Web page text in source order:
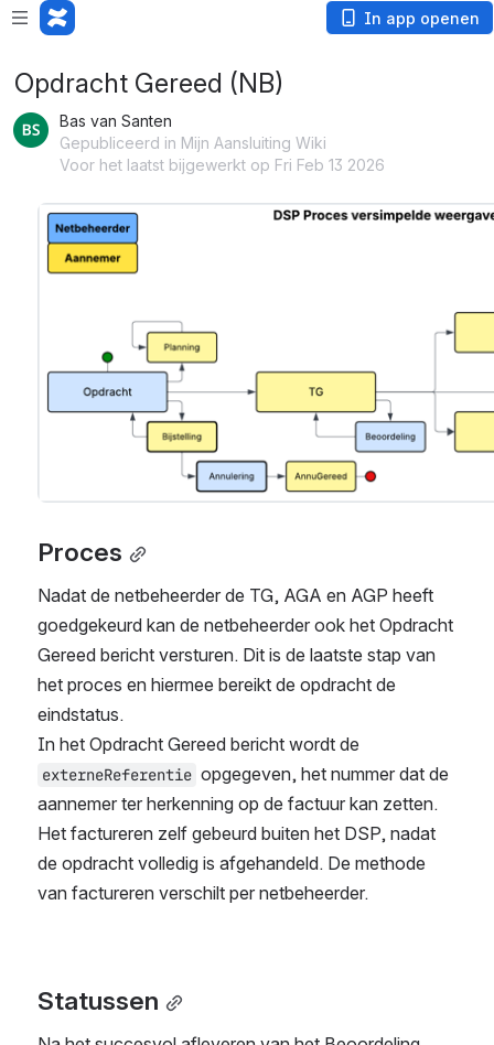
In app openen
Opdracht Gereed (NB)
Bas van Santen
Gepubliceerd in Mijn Aansluiting Wiki
Voor het laatst bijgewerkt op Fri Feb 13 2026
openen
Proces
Nadat de netbeheerder de TG, AGA en AGP heeft
goedgekeurd kan de netbeheerder ook het Opdracht
Gereed bericht versturen. Dit is de laatste stap van
het proces en hiermee bereikt de opdracht de
eindstatus.
externeReferentie opgegeven, het nummer dat de
aannemer ter herkenning op de factuur kan zetten.
Het factureren zelf gebeurd buiten het DSP, nadat
de opdracht volledig is afgehandeld. De methode
van factureren verschilt per netbeheerder.
Statussen